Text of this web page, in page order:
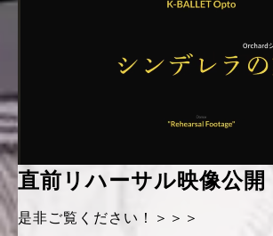
直前リハーサル映像公開
是非ご覧ください！＞＞＞